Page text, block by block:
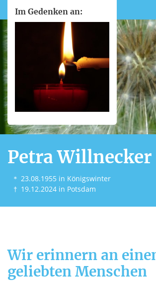
Im Gedenken an:
Petra Willnecker
＊ 23.08.1955 in Königswinter
† 19.12.2024 in Potsdam
Wir erinnern an
geliebten Menschen